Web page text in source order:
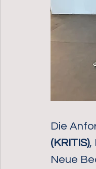
Die
(KRITIS),
Neue